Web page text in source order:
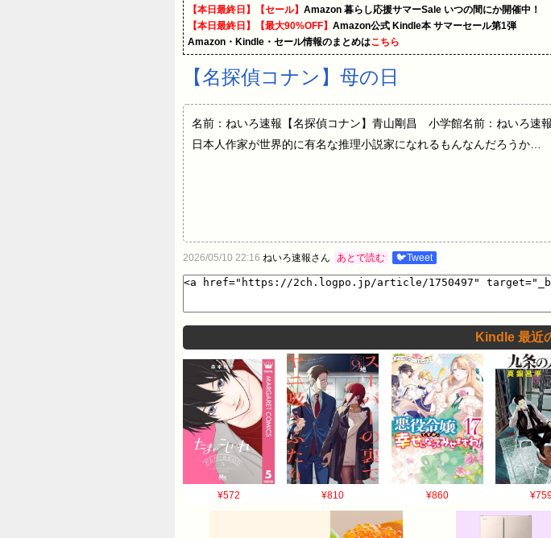
【本日最終日】【セール】 Amazon 暮らし応援サマーSale いつの間にか開催中！
【本日最終日】【最大90%OFF】 Amazon公式 Kindle本 サマーセール第1弾
Amazon・Kindle・セール情報のまとめはこちら
【名探偵コナン】母の日
名前：ねいろ速報【名探偵コナン】青山剛昌 小学館名前：ねいろ速
日本人作家が世界的に有名な推理小説家になれるもんなんだろうか…
2026/05/10 22:16 ねいろ速報さん あとで読む 🐦Tweet
Kindle 最近
¥572 ¥810 ¥860